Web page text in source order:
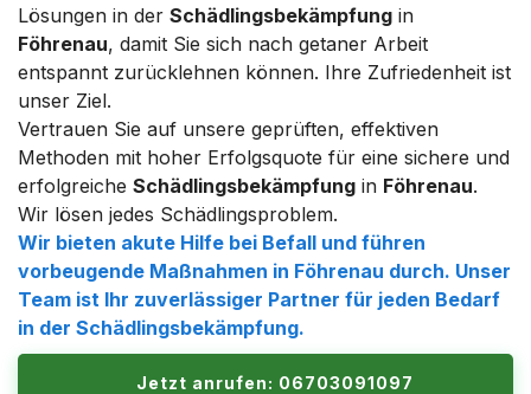
Lösungen in der Schädlingsbekämpfung in
Föhrenau, damit Sie sich nach getaner Arbeit
entspannt zurücklehnen können. Ihre Zufriedenheit ist
unser Ziel.
Vertrauen Sie auf unsere geprüften, effektiven
Methoden mit hoher Erfolgsquote für eine sichere und
erfolgreiche Schädlingsbekämpfung in Föhrenau.
Wir lösen jedes Schädlingsproblem.
Wir bieten akute Hilfe bei Befall und führen
vorbeugende Maßnahmen in Föhrenau durch. Unser
Team ist Ihr zuverlässiger Partner für jeden Bedarf
in der Schädlingsbekämpfung.
Jetzt anrufen: 06703091097